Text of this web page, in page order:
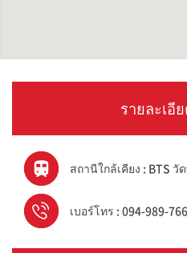
รายละเอี
สถานีใกล้เคียง : BTS
เบอร์โทร : 094-989-